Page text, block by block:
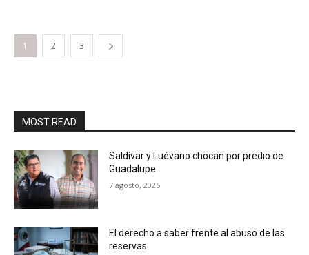
1 2 3
MOST READ
Saldívar y Luévano chocan por predio de
Guadalupe
7 agosto, 2026
El derecho a saber frente al abuso de las
reservas